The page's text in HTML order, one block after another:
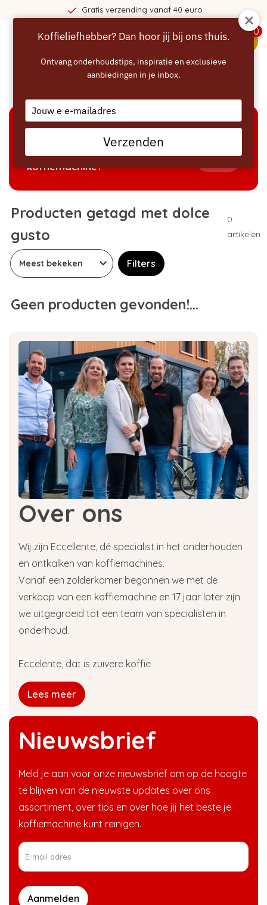
Gratis verzending vanaf 40 euro
0
Welke producten passen bij mijn
koffiemachine?
Producten getagd met dolce
gusto
0
artikelen
Filters
Geen producten gevonden!...
Nieuwsbrief
Meld je aan voor onze nieuwsbrief om op de hoogte
te blijven van de nieuwste updates over ons
assortiment, over tips en over hoe jij het beste je
koffiemachine kunt reinigen.
Aanmelden
Over ons
Wij zijn Eccellente, dé specialist in het onderhouden
en ontkalken van koffiemachines.
Vanaf een zolderkamer begonnen we met de
verkoop van een koffiemachine en 17 jaar later zijn
we uitgegroeid tot een team van specialisten in
onderhoud.
Eccelente, dat is zuivere koffie
Lees meer
Koffieliefhebber? Dan hoor jij bij ons thuis.
Ontvang onderhoudstips, inspiratie en exclusieve
aanbiedingen in je inbox.
Type
your
email
Verzenden